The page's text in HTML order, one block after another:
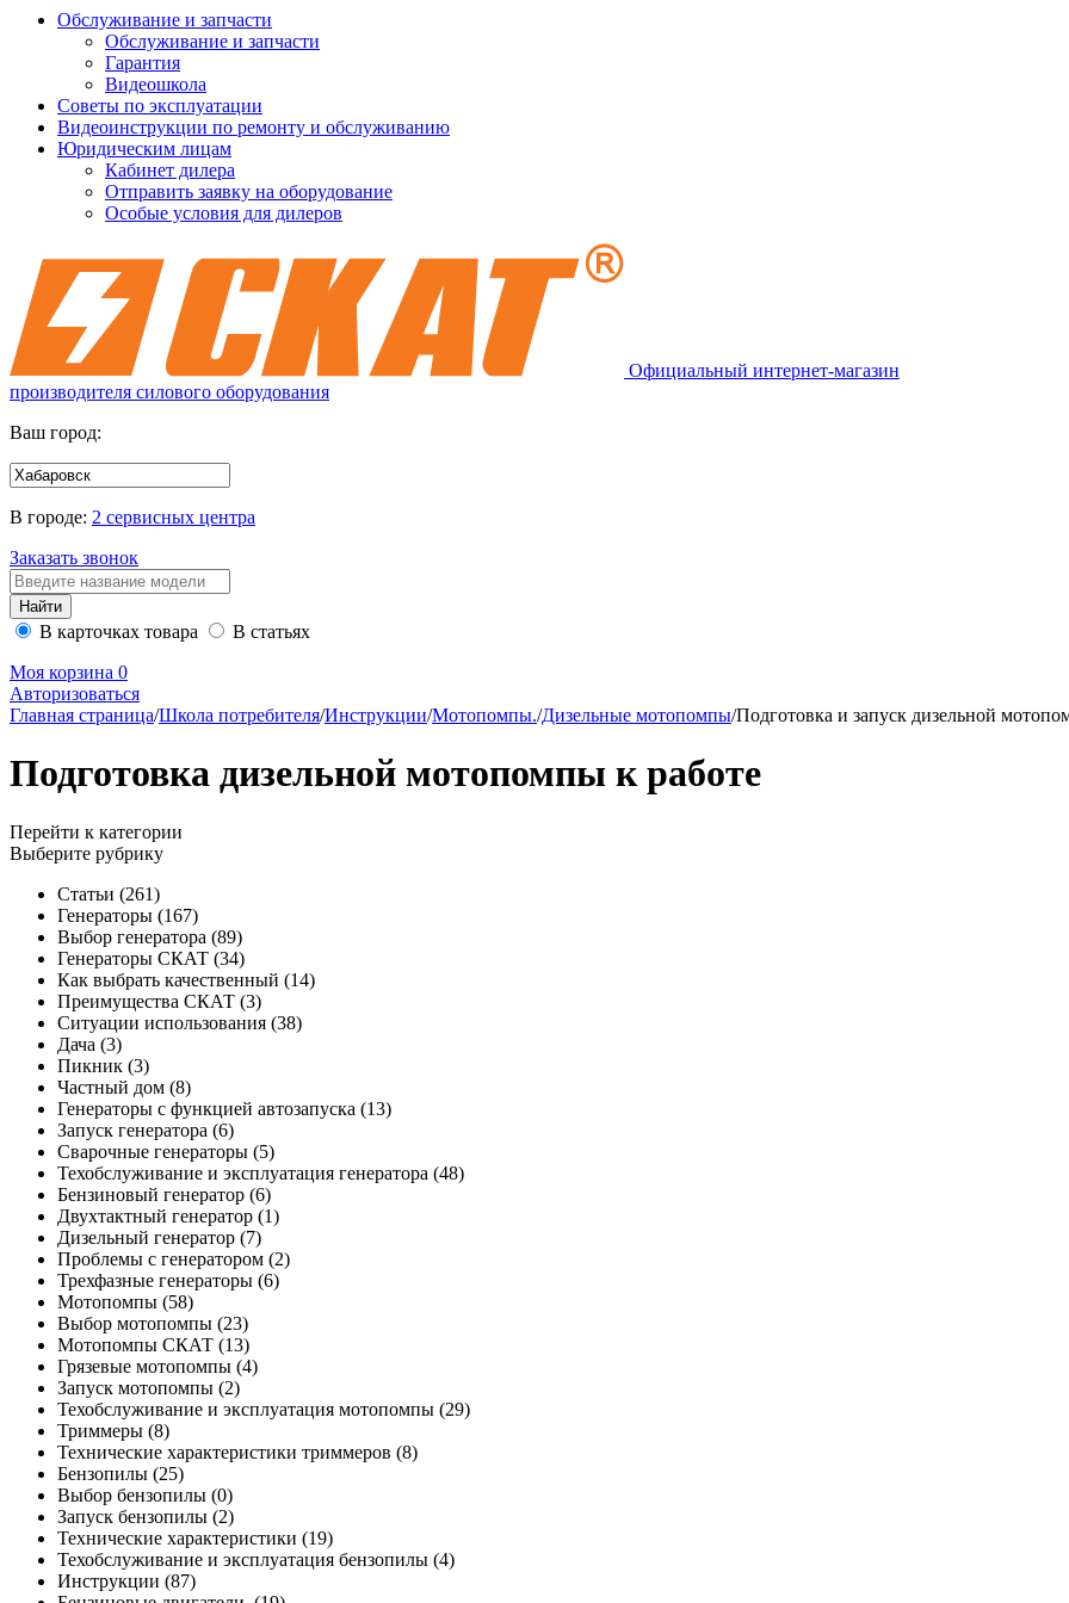
Обслуживание и запчасти
Обслуживание и запчасти
Гарантия
Видеошкола
Советы по эксплуатации
Видеоинструкции по ремонту и обслуживанию
Юридическим лицам
Кабинет дилера
Отправить заявку на оборудование
Особые условия для дилеров
Официальный интернет-магазин
производителя силового оборудования
Ваш город:
В городе: 2 сервисных центра
Заказать звонок
В карточках товара
В статьях
Моя корзина 0
Авторизоваться
Главная страница/Школа потребителя/Инструкции/Мотопомпы./Дизельные мотопомпы/Подготовка и запуск дизельной
Подготовка дизельной мотопомпы к работе
Перейти к категории
Выберите рубрику
Статьи (261)
Генераторы (167)
Выбор генератора (89)
Генераторы СКАТ (34)
Как выбрать качественный (14)
Преимущества СКАТ (3)
Ситуации использования (38)
Дача (3)
Пикник (3)
Частный дом (8)
Генераторы с функцией автозапуска (13)
Запуск генератора (6)
Сварочные генераторы (5)
Техобслуживание и эксплуатация генератора (48)
Бензиновый генератор (6)
Двухтактный генератор (1)
Дизельный генератор (7)
Проблемы с генератором (2)
Трехфазные генераторы (6)
Мотопомпы (58)
Выбор мотопомпы (23)
Мотопомпы СКАТ (13)
Грязевые мотопомпы (4)
Запуск мотопомпы (2)
Техобслуживание и эксплуатация мотопомпы (29)
Триммеры (8)
Технические характеристики триммеров (8)
Бензопилы (25)
Выбор бензопилы (0)
Запуск бензопилы (2)
Технические характеристики (19)
Техобслуживание и эксплуатация бензопилы (4)
Инструкции (87)